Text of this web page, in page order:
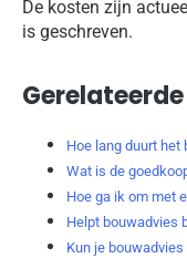
De kosten zijn
is geschreven.
Hoe lang duurt het
Wat is de
Hoe ga ik om met
Helpt bouwadvies
Kun je